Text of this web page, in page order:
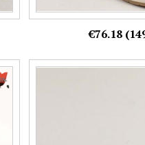
€76.18
Бели дамски сникърси